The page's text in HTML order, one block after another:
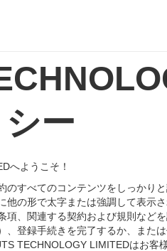
ー
へようこそ！
のすべてのコンテンツをしっかり
他の形で太字または強調して表示
項、関連する契約および規則など
、登録手続きを完了するか、また
TECHNOLOGY LIMITEDはお客